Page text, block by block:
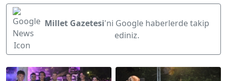
Millet Gazetesi'ni Google haberlerde takip
ediniz.